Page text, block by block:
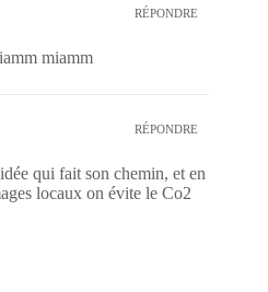
RÉPONDRE
miamm
RÉPONDRE
qui fait son chemin, et en
locaux on évite le Co2